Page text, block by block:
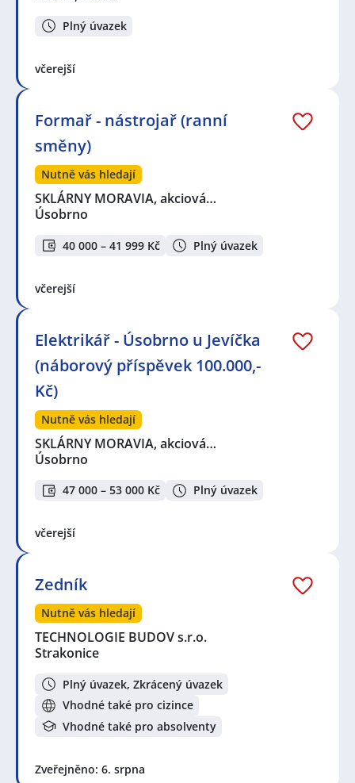
Plný úvazek
včerejší
Formař - nástrojař (ranní
směny)
Nutně vás hledají
SKLÁRNY MORAVIA, akciová…
Úsobrno
40 000 – 41 999 Kč Plný úvazek
včerejší
Elektrikář - Úsobrno u Jevíčka
(náborový příspěvek 100.000,-
Kč)
Nutně vás hledají
SKLÁRNY MORAVIA, akciová…
Úsobrno
47 000 – 53 000 Kč Plný úvazek
včerejší
Zedník
Nutně vás hledají
TECHNOLOGIE BUDOV s.r.o.
Strakonice
Plný úvazek, Zkrácený úvazek
Vhodné také pro cizince
Vhodné také pro absolventy
Zveřejněno: 6. srpna